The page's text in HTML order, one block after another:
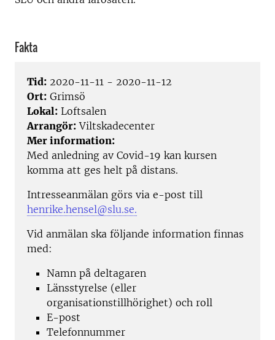
Fakta
Tid: 2020-11-11 - 2020-11-12
Ort: Grimsö
Lokal: Loftsalen
Arrangör: Viltskadecenter
Mer information:
Med anledning av Covid-19 kan kursen
komma att ges helt på distans.
Intresseanmälan görs via e-post till
henrike.hensel@slu.se.
Vid anmälan ska följande information finnas
med:
Namn på deltagaren
Länsstyrelse (eller
organisationstillhörighet) och roll
E-post
Telefonnummer